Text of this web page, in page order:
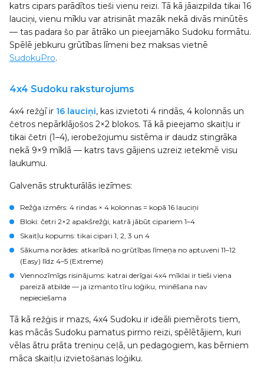
katrs cipars parādītos tieši vienu reizi. Tā kā jāaizpilda tikai 16
lauciņi, vienu mīklu var atrisināt mazāk nekā divās minūtēs
— tas padara šo par ātrāko un pieejamāko Sudoku formātu.
Spēlē jebkuru grūtības līmeni bez maksas vietnē
SudokuPro.
4x4 Sudoku raksturojums
4x4 režģī ir 16 lauciņi, kas izvietoti 4 rindās, 4 kolonnās un
četros nepārklājošos 2×2 blokos. Tā kā pieejamo skaitļu ir
tikai četri (1–4), ierobežojumu sistēma ir daudz stingrāka
nekā 9×9 mīklā — katrs tavs gājiens uzreiz ietekmē visu
laukumu.
Galvenās strukturālās iezīmes:
Režģa izmērs: 4 rindas × 4 kolonnas = kopā 16 lauciņi
Bloki: četri 2×2 apakšrežģi, katrā jābūt cipariem 1–4
Skaitļu kopums: tikai cipari 1, 2, 3 un 4
Sākuma norādes: atkarībā no grūtības līmeņa no aptuveni 11–12
(Easy) līdz 4–5 (Extreme)
Viennozīmīgs risinājums: katrai derīgai 4x4 mīklai ir tieši viena
pareizā atbilde — ja izmanto tīru loģiku, minēšana nav
nepieciešama
Tā kā režģis ir mazs, 4x4 Sudoku ir ideāli piemērots tiem,
kas mācās Sudoku pamatus pirmo reizi, spēlētājiem, kuri
vēlas ātru prāta treniņu ceļā, un pedagogiem, kas bērniem
māca skaitļu izvietošanas loģiku.